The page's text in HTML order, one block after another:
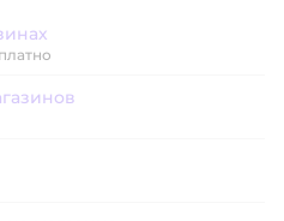
доставки.